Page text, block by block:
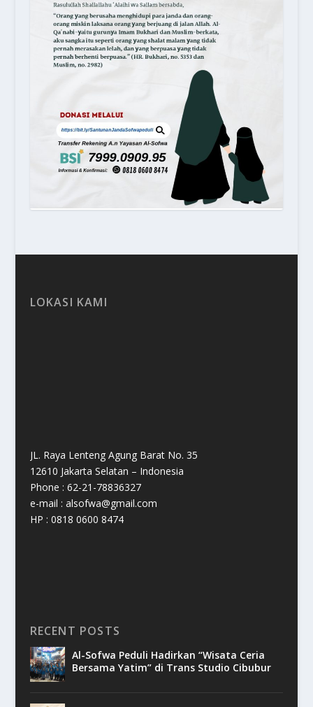
LOKASI KAMI
JL. Raya Lenteng Agung Barat No. 35
12610 Jakarta Selatan – Indonesia
Phone : 62-21-78836327
e-mail : alsofwa@gmail.com
HP : 0818 0600 8474
RECENT POSTS
Al-Sofwa Peduli Hadirkan “Wisata Ceria
Bersama Yatim” di Trans Studio Cibubur